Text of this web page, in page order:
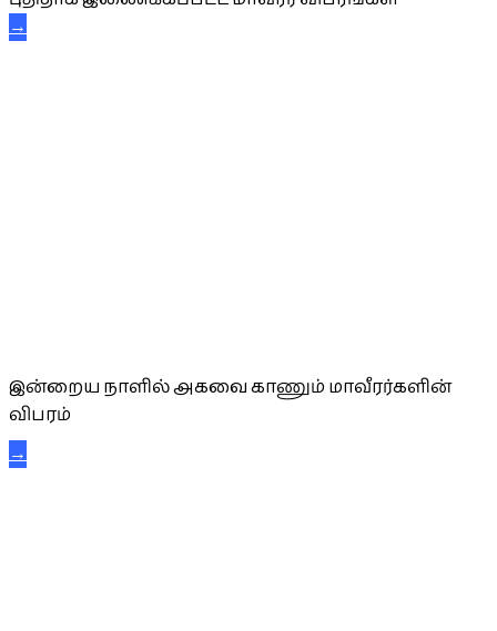
→
இன்றைய நாளில் அகவை காணும் மாவீரர்களின்
விபரம்
→